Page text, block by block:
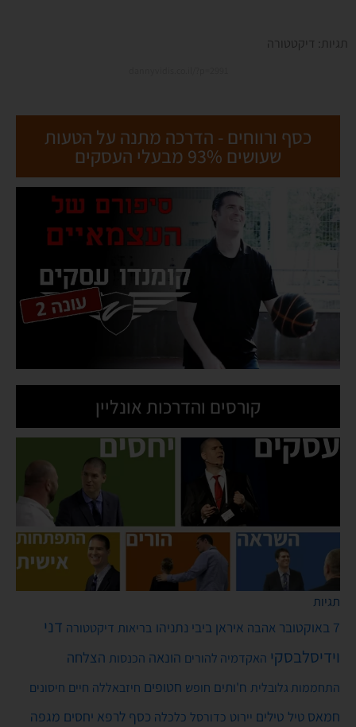
תגיות: דיקטטורה
כסף ורווחים - הדרכה מתנה על הטעות
שעושים 93% מבעלי העסקים
קורסים והדרכות אונליין
תגיות
7 באוקטובר אהבה איראן ביבי נתניהו בריאות דיקטטורה דני
וידיסלבסקי האקדמיה להורים הונאה הכנסות הצלחה
התחממות גלובלית ח'ותים חופש חטופים חיזבאללה חיים חיסונים
חמאס טיל טילים יירוט כדורסל כלכלה כסף לרפא יחסים מגפה